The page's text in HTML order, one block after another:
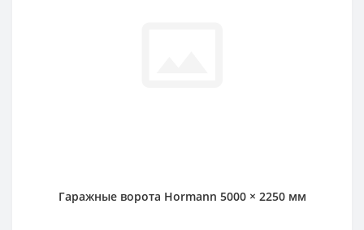
Гаражные ворота Hormann 5000 × 2250 мм